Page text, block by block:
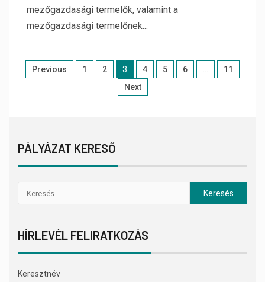
mezőgazdasági termelők, valamint a
mezőgazdasági termelőnek...
Previous 1 2 3 4 5 6
11
Next
PÁLYÁZAT KERESŐ
HÍRLEVÉL FELIRATKOZÁS
Keresztnév